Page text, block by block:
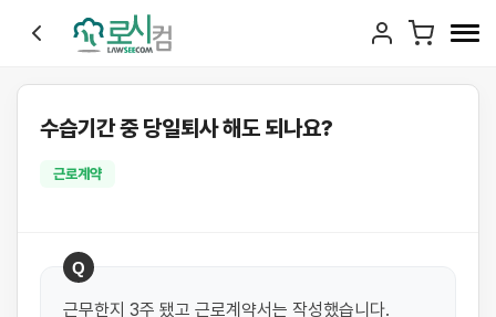
수습기간 중 당일퇴사 해도 되나요?
근로계약
Q
근무한지 3주 됐고 근로계약서는 작성했습니다.